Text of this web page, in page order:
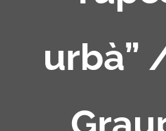
urbà”